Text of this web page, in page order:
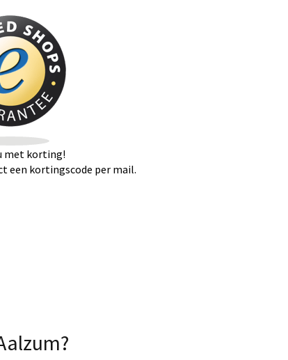
met korting!
een kortingscode per mail.